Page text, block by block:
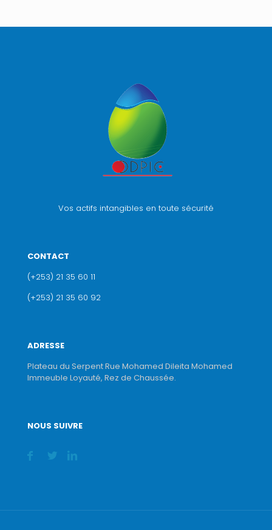
Vos actifs intangibles en toute sécurité
CONTACT
(+253) 21 35 60 11
(+253) 21 35 60 92
ADRESSE
Plateau du Serpent Rue Mohamed Dileita Mohamed
Immeuble Loyauté, Rez de Chaussée.
NOUS SUIVRE